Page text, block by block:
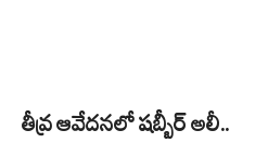
తీవ్ర ఆవేదనలో షబ్బీర్ అలీ..